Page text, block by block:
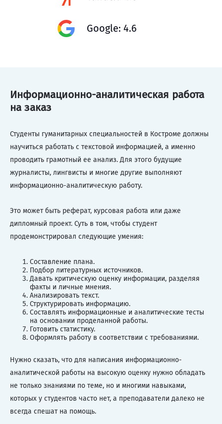
Google: 4.6
Информационно-аналитическая работа
на заказ
Студенты гуманитарных специальностей в Костроме должны
научиться работать с текстовой информацией, а именно
проводить грамотный ее анализ. Для этого будущие
журналисты, лингвисты и многие другие выполняют
информационно-аналитическую работу.
Это может быть реферат, курсовая работа или даже
дипломный проект. Суть в том, чтобы студент
продемонстрировал следующие умения:
Составление плана.
Подбор литературных источников.
Давать критическую оценку информации, разделяя
факты и личные мнения.
Анализировать текст.
Структурировать информацию.
Составлять информационные и аналитические тесты
на основании проделанной работы.
Готовить статистику.
Оформлять работу в соответствии с требованиями.
Нужно сказать, что для написания информационно-
аналитической работы на высокую оценку нужно обладать
не только знаниями по теме, но и многими навыками,
которых у студентов часто нет, а преподаватели далеко не
всегда спешат на помощь.